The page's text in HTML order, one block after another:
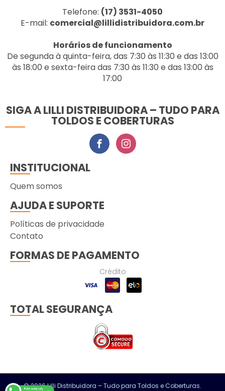
Telefone: (17) 3531-4050
E-mail: comercial@lillidistribuidora.com.br
Horários de funcionamento
De segunda à quinta-feira, das 7:30 às 11:30 e das 13:00
às 18:00 e sexta-feira das 7:30 às 11:30 e das 13:00 às
17:00
SIGA A LILLI DISTRIBUIDORA – TUDO PARA
TOLDOS E COBERTURAS
INSTITUCIONAL
Quem somos
AJUDA E SUPORTE
Políticas de privacidade
Contato
FORMAS DE PAGAMENTO
Crédito
TOTAL SEGURANÇA
© 2026 Lilli Distribuidora – Tudo para Toldos e Coberturas.